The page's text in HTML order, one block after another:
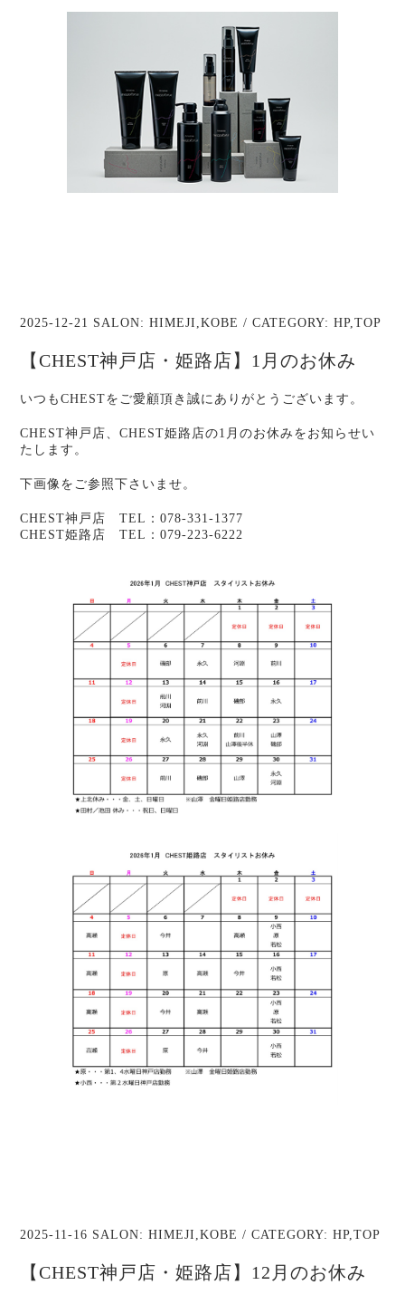
2025-12-21 SALON:HIMEJI ,KOBE / CATEGORY:HP,TOP
【CHEST神戸店・姫路店】1月のお休み
いつもCHESTをご愛顧頂き誠にありがとうございます。
CHEST神戸店、CHEST姫路店の1月のお休みをお知らせい
たします。
下画像をご参照下さいませ。
CHEST神戸店 TEL：078-331-1377
CHEST姫路店 TEL：079-223-6222
2025-11-16 SALON:HIMEJI ,KOBE / CATEGORY:HP,TOP
【CHEST神戸店・姫路店】12月のお休み